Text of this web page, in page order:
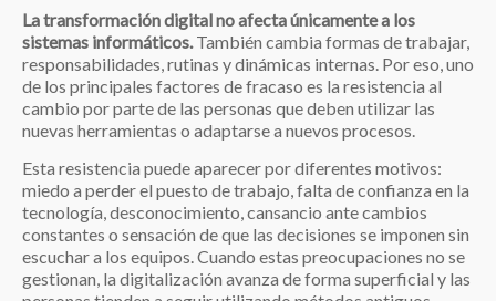
La transformación digital no afecta únicamente a los
sistemas informáticos.También cambia formas de trabajar,
responsabilidades, rutinas y dinámicas internas. Por eso, uno
de los principales factores de fracaso es la resistencia al
cambio por parte de las personas que deben utilizar las
nuevas herramientas o adaptarse a nuevos procesos.
Esta resistencia puede aparecer por diferentes motivos:
miedo a perder el puesto de trabajo, falta de confianza en la
tecnología, desconocimiento, cansancio ante cambios
constantes o sensación de que las decisiones se imponen sin
escuchar a los equipos. Cuando estas preocupaciones no se
gestionan, la digitalización avanza de forma superficial y las